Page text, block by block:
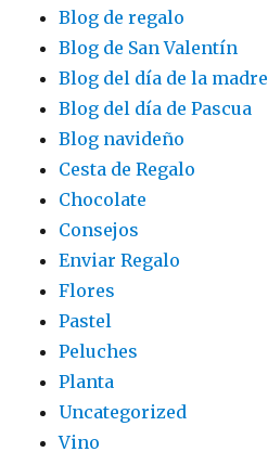
Blog de regalo
Blog de San Valentín
Blog del día de la madre
Blog del día de Pascua
Blog navideño
Cesta de Regalo
Chocolate
Consejos
Enviar Regalo
Flores
Pastel
Peluches
Planta
Uncategorized
Vino